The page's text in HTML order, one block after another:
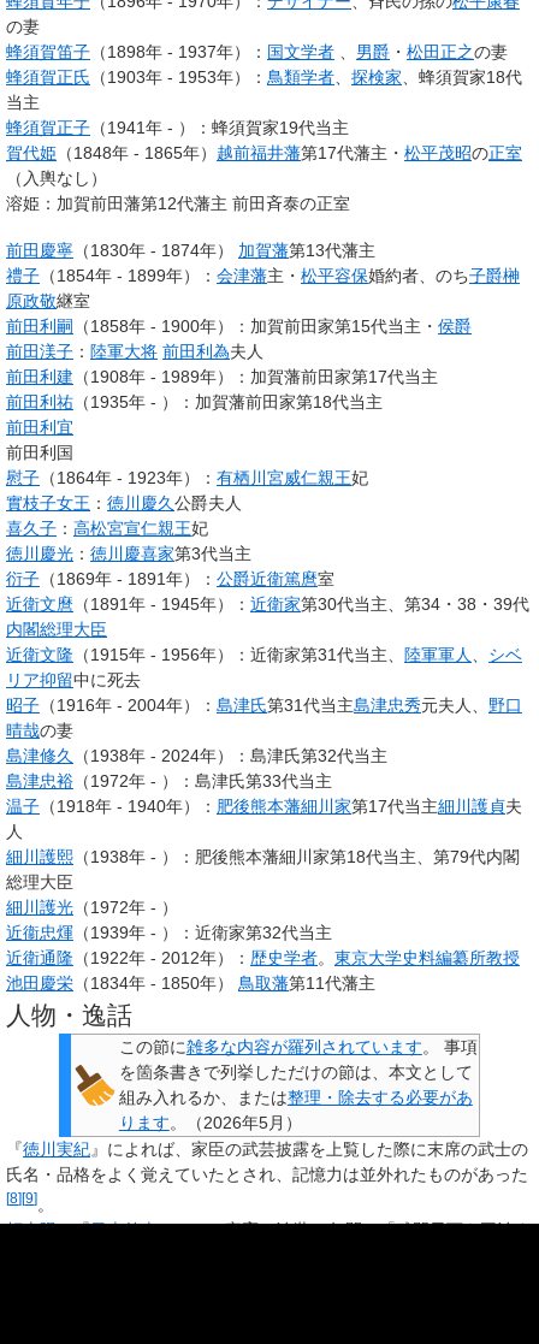
の妻
蜂須賀笛子 （1898年 - 1937年）： 国文学者 男爵 ・ 松田正之の妻
蜂須賀正氏 （1903年 - 1953年）： 鳥類学者 探検家 、蜂須賀家18代
当主
蜂須賀正子 （1941年 - ）：蜂須賀家19代当主
賀代姫 （1848年 - 1865年） 越前福井藩第17代藩主・ 松平茂昭の正室
（入輿なし）
溶姫：加賀前田藩第12代藩主 前田斉泰の正室
前田慶寧 （1830年 - 1874年） 加賀藩第13代藩主
禮子 （1854年 - 1899年）： 会津藩主・ 松平容保婚約者、のち子爵榊
原政敬継室
前田利嗣
（1858年 - 1900年）：加賀前田家第15代当主・ 侯爵
前田渼子 ： 陸軍大将 前田利為夫人
前田利建 （1908年 - 1989年）：加賀藩前田家第17代当主
前田利祐 （1935年 - ）：加賀藩前田家第18代当主
前田利宜
前田利国
慰子 （1864年 - 1923年）： 有栖川宮威仁親王妃
實枝子女王 ： 徳川慶久公爵夫人
喜久子 ： 高松宮宣仁親王妃
徳川慶光 ： 徳川慶喜家第3代当主
衍子 （1869年 - 1891年）： 公爵近衛篤麿室
近衛文麿 （1891年 - 1945年）： 近衛家第30代当主、第34・38・39代
内閣総理大臣
近衛文隆 （1915年 - 1956年）：近衛家第31代当主、 陸軍軍人、 シベ
リア抑留中に死去
昭子 （1916年 - 2004年）： 島津氏第31代当主島津忠秀元夫人、 野口
晴哉の妻
島津修久
（1938年 - 2024年）：島津氏第32代当主
島津忠裕 （1972年 - ）：島津氏第33代当主
温子 （1918年 - 1940年）： 肥後熊本藩細川家第17代当主細川護貞夫
人
細川護熙 （1938年 - ）：肥後熊本藩細川家第18代当主、第79代内閣
総理大臣
細川護光 （1972年 - ）
近衞忠煇 （1939年 - ）：近衛家第32代当主
近衛通隆 （1922年 - 2012年）： 歴史学者。 東京大学史料編纂所教授
池田慶栄 （1834年 - 1850年） 鳥取藩第11代藩主
人物・逸話
この節に雑多な内容が羅列されています。
事項
を箇条書きで列挙しただけの節は、本文として
組み入れるか、または整理・除去する必要があ
ります。 （2026年5月 ）
『徳川実紀』によれば、家臣の武芸披露を上覧した際に末席の武士の
氏名・品格をよく覚えていたとされ、記憶力は並外れたものがあった
[8][9] 。
頼山陽の『日本外史』では、家斉の治世50年間は「武門天下を平治す